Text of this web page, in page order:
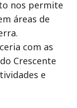
nos permite
áreas de
com as
Crescente
e